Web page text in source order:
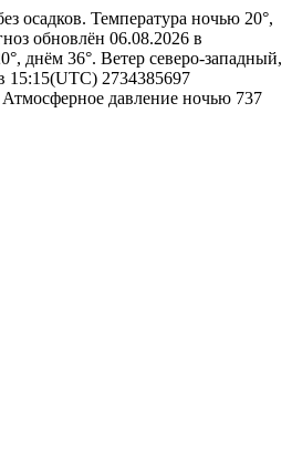
осадков. Температура ночью 20°,
обновлён 06.08.2026 в
днём 36°. Ветер северо-западный,
15:15(UTC) 2734385697
давление ночью 737